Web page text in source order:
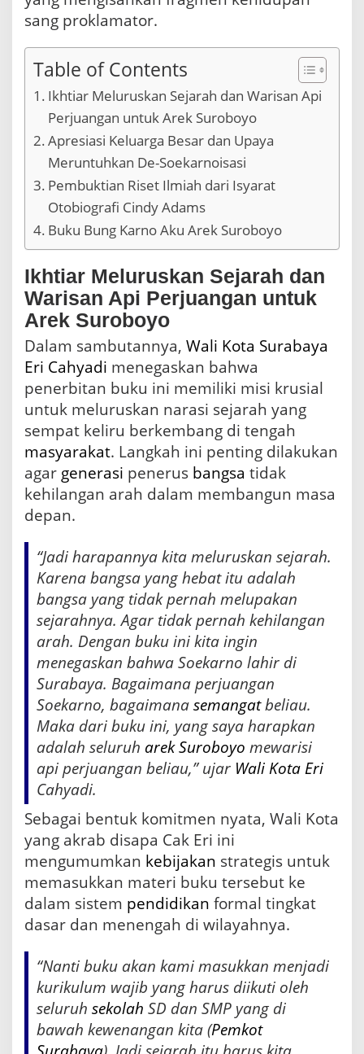
o
h
sang proklamator.
Table of Contents
Ikhtiar Meluruskan Sejarah dan Warisan Api
Perjuangan untuk Arek Suroboyo
Apresiasi Keluarga Besar dan Upaya
Meruntuhkan De-Soekarnoisasi
Pembuktian Riset Ilmiah dari Isyarat
Otobiografi Cindy Adams
Buku Bung Karno Aku Arek Suroboyo
Ikhtiar Meluruskan Sejarah dan
Warisan Api Perjuangan untuk
Arek Suroboyo
Dalam sambutannya, Wali Kota Surabaya
Eri Cahyadi menegaskan bahwa
penerbitan buku ini memiliki misi krusial
untuk meluruskan narasi sejarah yang
sempat keliru berkembang di tengah
masyarakat. Langkah ini penting dilakukan
agar generasi penerus bangsa tidak
kehilangan arah dalam membangun masa
depan.
“Jadi harapannya kita meluruskan sejarah.
Karena bangsa yang hebat itu adalah
bangsa yang tidak pernah melupakan
sejarahnya. Agar tidak pernah kehilangan
arah. Dengan buku ini kita ingin
menegaskan bahwa Soekarno lahir di
Surabaya. Bagaimana perjuangan
Soekarno, bagaimanasemangatbeliau.
Maka dari buku ini, yang saya harapkan
adalah seluruh arek Suroboyo mewarisi
api perjuangan beliau,” ujar Wali Kota Eri
Cahyadi.
Sebagai bentuk komitmen nyata, Wali Kota
yang akrab disapa Cak Eri ini
mengumumkan kebijakan strategis untuk
memasukkan materi buku tersebut ke
dalam sistem pendidikan formal tingkat
dasar dan menengah di wilayahnya.
“Nanti buku akan kami masukkan menjadi
kurikulum wajib yang harus diikuti oleh
seluruh sekolah SD dan SMP yang di
bawah kewenangan kita (Pemkot